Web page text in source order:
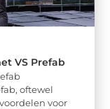
VS Prefab
oftewel
voor